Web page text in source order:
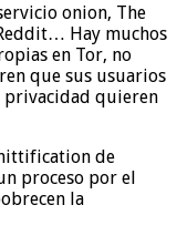
onion, The
Hay muchos
en Tor, no
que sus usuarios
privacidad quieren
de
proceso por el
la